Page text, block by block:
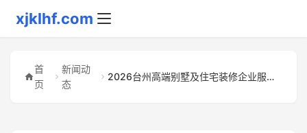
xjklhf.com
首
页
新闻动
态
2026台州高端别墅及住宅装修企业服务介绍